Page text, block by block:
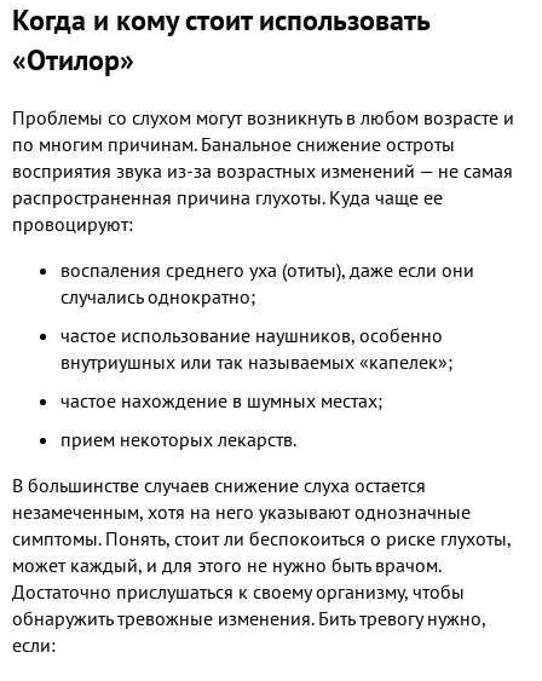
Когда и кому стоит использовать
«Отилор»
Проблемы со слухом могут возникнуть в любом возрасте и
по многим причинам. Банальное снижение остроты
восприятия звука из-за возрастных изменений — не самая
распространенная причина глухоты. Куда чаще ее
провоцируют:
воспаления среднего уха (отиты), даже если они
случались однократно;
частое использование наушников, особенно
внутриушных или так называемых «капелек»;
частое нахождение в шумных местах;
прием некоторых лекарств.
В большинстве случаев снижение слуха остается
незамеченным, хотя на него указывают однозначные
симптомы. Понять, стоит ли беспокоиться о риске глухоты,
может каждый, и для этого не нужно быть врачом.
Достаточно прислушаться к своему организму, чтобы
обнаружить тревожные изменения. Бить тревогу нужно,
если: